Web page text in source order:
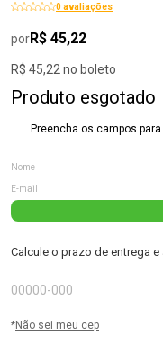
0 avaliações
porR$ 45,22
R$ 45,22 no boleto
Produto esgotado
Preencha os campos
Calcule o prazo de entrega
*Não sei meu cep